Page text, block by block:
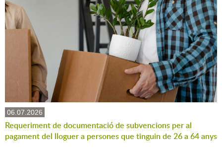
06.07.2026
Requeriment de documentació de subvencions per al
pagament del lloguer a persones que tinguin de 26 a 64 anys